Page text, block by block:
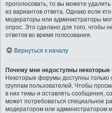
проголосовать, то вы можете
из вариантов ответа. Однако если
модераторы или администраторы
опрос. Это сделано для того, чтобы
ответов во время голосования.
Вернуться к началу
Почему мне недоступны
Некоторые форумы доступны
группам пользователей. Чтобы
в них темы и оставлять сообщения,
может потребоваться специальное
модератором или администратором